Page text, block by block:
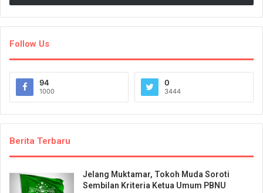
Follow Us
94
1000
0
3444
Berita Terbaru
Jelang Muktamar, Tokoh Muda Soroti
Sembilan Kriteria Ketua Umum PBNU